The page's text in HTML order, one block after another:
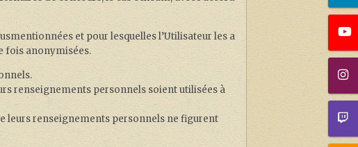
et pour lesquelles l’Utilisateur les a
fois anonymisées.
renseignements personnels soient utilisées à
leurs renseignements personnels ne figurent